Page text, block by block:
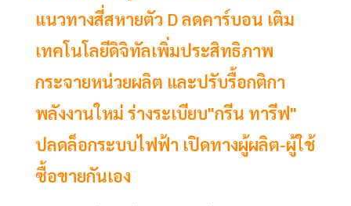
แนวทางสี่สหายตัว D ลดคาร์บอน เติม
เทคโนโลยีดิจิทัลเพิ่มประสิทธิภาพ
กระจายหน่วยผลิต และปรับรื้อกติกา
พลังงานใหม่ ร่างระเบียบ"กรีน ทารีฟ"
ปลดล็อกระบบไฟฟ้า เปิดทางผู้ผลิต-ผู้ใช้
ซื้อขายกันเอง